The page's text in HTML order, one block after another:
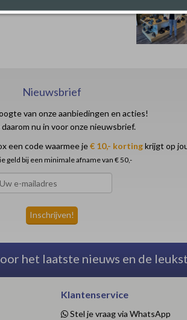
Nieuwsbrief
van onze aanbiedingen en acties!
nu in voor onze nieuwsbrief.
een code waarmee je€ 10,- kortingkrijgt op
geld bij een minimale afname van € 50,-
het laatste nieuws en de
Klantenservice
Stel je vraag via WhatsApp